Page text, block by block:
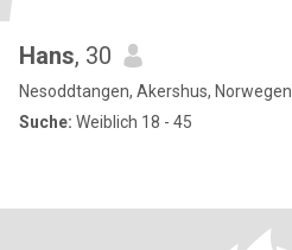
Hans, 30
Nesoddtangen, Akershus, Norwegen
Suche: Weiblich 18 - 45